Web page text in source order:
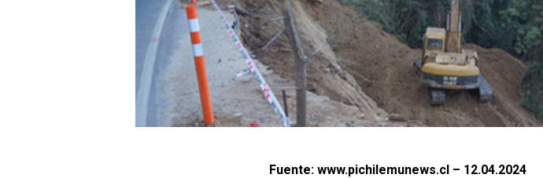
Fuente: www.pichilemunews.cl – 12.04.2024